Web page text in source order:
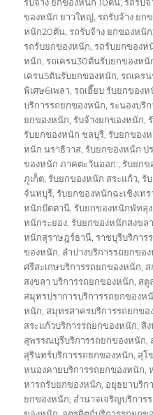
ของหนัก ยาวใหญ่,รถรับจ้าง ยก
หนัก20ตัน,รถรับจ้าง ยกของหนั
รถรับยกของหนัก,รถรับยกของห
หนัก,รถเครน30ตันรับยกของหนั
เครน5ตันรับยกของหนัก,รถเคร
พิเศษ6เพลา,รถเฮี๊ยบ รับยกของห
บริการรถยกของหนัก,ระนองบริ
ยกของหนัก,รับจ้างยกของหนัก,
รับยกของหนัก ชลบุรี,รับยกของ
หนัก นราธิวาส,รับยกของหนัก ป
ของหนัก ภาคตะวันออก:,รับยกข
ภูเก็ต,รับยกของหนัก สระแก้ว,รั
จันทบุรี,รับยกของหนักฉะเชิงเทร
หนักปัตตานี,รับยกของหนักพัทลุง
หนักระยอง,รับยกของหนักสงขลา
หนักสุราษฎร์ธานี,ราชบุรีบริการ
ของหนัก, ลำปางบริการรถยกขอ
ศรีสะเกษบริการรถยกของหนัก,
สงขลา บริการรถยกของหนัก, สตู
สมุทรปราการบริการรถยกของห
หนัก, สมุทรสาครบริการรถยกขอ
สระแก้วบริการรถยกของหนัก, สิ
สุพรรณบุรีบริการรถยกของหนัก,
สุรินทร์บริการรถยกของหนัก, สุโ
หนองคายบริการรถยกของหนัก,
หารถรับยกของหนัก, อยุธยาบริก
ยกของหนัก, อำนาจเจริญบริการ